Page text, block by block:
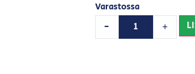
Varastossa
- +